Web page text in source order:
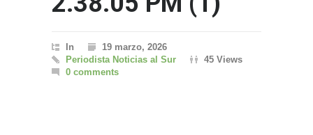
In
19 marzo, 2026
Periodista Noticias al Sur
45 Views
0 comments